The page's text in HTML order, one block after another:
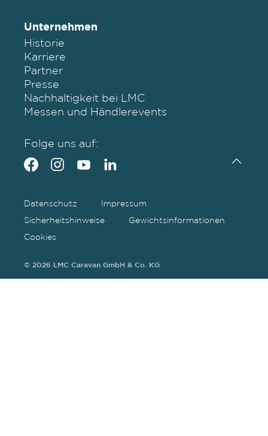
Unternehmen
Historie
Karriere
Partner
Presse
Nachhaltigkeit bei LMC
Messen und Händlerevents
Folge uns auf:
Datenschutz Impressum
Sicherheitshinweise Gewichtsinformationen
Cookies
© 2026 LMC Caravan GmbH & Co. KG